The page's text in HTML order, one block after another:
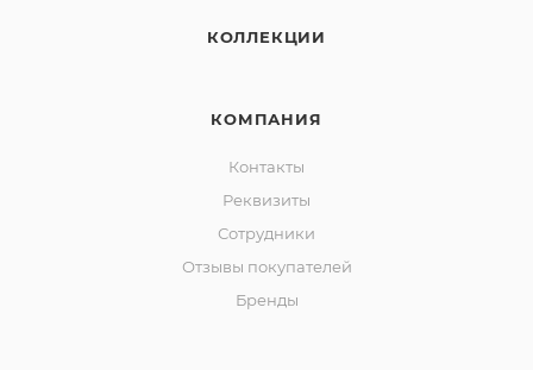
КОЛЛЕКЦИИ
КОМПАНИЯ
Контакты
Реквизиты
Сотрудники
Отзывы покупателей
Бренды